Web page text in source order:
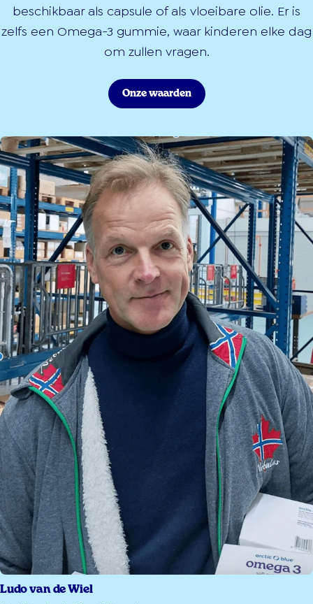
beschikbaar als capsule of als vloeibare olie. Er is
zelfs een Omega-3 gummie, waar kinderen elke dag
om zullen vragen.
Onze waarden
Ludo van de Wiel